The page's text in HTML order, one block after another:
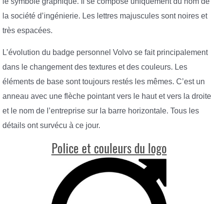
la société d’ingénierie. Les lettres majuscules sont noires et
très espacées.
L’évolution du badge personnel Volvo se fait principalement
dans le changement des textures et des couleurs. Les
éléments de base sont toujours restés les mêmes. C’est un
anneau avec une flèche pointant vers le haut et vers la droite
et le nom de l’entreprise sur la barre horizontale. Tous les
détails ont survécu à ce jour.
Police et couleurs du logo